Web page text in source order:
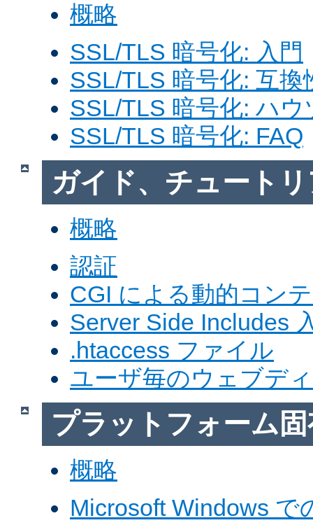
概略
SSL/TLS 暗号化: 入門
SSL/TLS 暗号化: 互換
SSL/TLS 暗号化: ハウ
SSL/TLS 暗号化: FAQ
ガイド、チュート
概略
認証
CGI による動的コン
Server Side Includes
.htaccess ファイル
ユーザ毎のウェブデ
プラットフォーム
概略
Microsoft Windows で